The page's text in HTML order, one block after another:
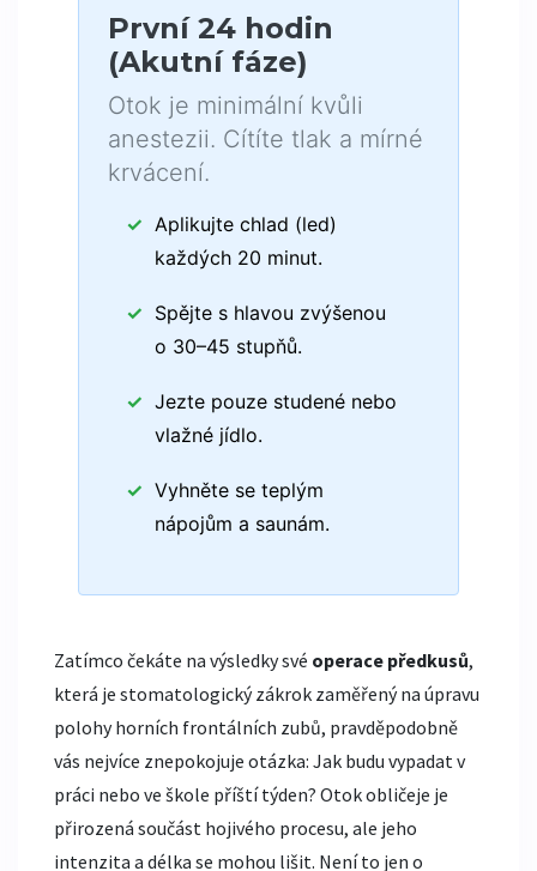
První 24 hodin
(Akutní fáze)
Otok je minimální kvůli
anestezii. Cítíte tlak a mírné
krvácení.
Aplikujte chlad (led)
každých 20 minut.
Spějte s hlavou zvýšenou
o 30–45 stupňů.
Jezte pouze studené nebo
vlažné jídlo.
Vyhněte se teplým
nápojům a saunám.
Zatímco čekáte na výsledky své operace předkusů,
která je stomatologický zákrok zaměřený na úpravu
polohy horních frontálních zubů, pravděpodobně
vás nejvíce znepokojuje otázka: Jak budu vypadat v
práci nebo ve škole příští týden? Otok obličeje je
přirozená součást hojivého procesu, ale jeho
intenzita a délka se mohou lišit. Není to jen o